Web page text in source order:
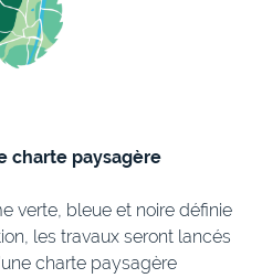
charte paysagère
verte, bleue et noire définie
les travaux seront lancés
charte paysagère